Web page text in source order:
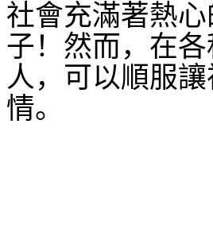
社會充滿著熱
子！然而，在
人，可以順服
情。